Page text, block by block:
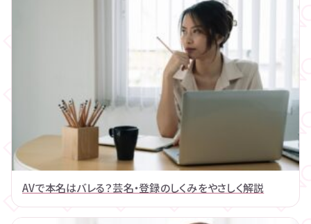
AVで本名はバレる？芸名・登録のしくみをやさしく解説